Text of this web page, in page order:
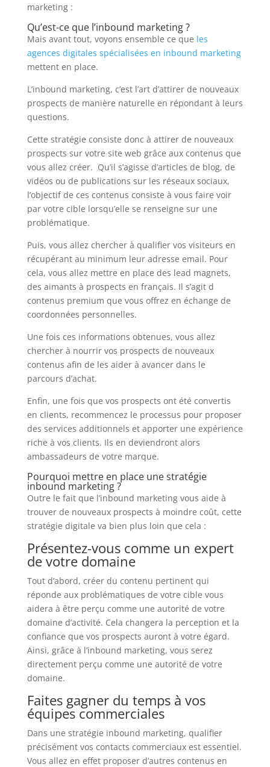
marketing :
Qu’est-ce que l’inbound marketing ?
Mais avant tout, voyons ensemble ce que les
agences digitales spécialisées en inbound marketing
mettent en place.
L’inbound marketing, c’est l’art d’attirer de nouveaux
prospects de manière naturelle en répondant à leurs
questions.
Cette stratégie consiste donc à attirer de nouveaux
prospects sur votre site web grâce aux contenus que
vous allez créer. Qu’il s’agisse d’articles de blog, de
vidéos ou de publications sur les réseaux sociaux,
l’objectif de ces contenus consiste à vous faire voir
par votre cible lorsqu’elle se renseigne sur une
problématique.
Puis, vous allez chercher à qualifier vos visiteurs en
récupérant au minimum leur adresse email. Pour
cela, vous allez mettre en place des lead magnets,
des aimants à prospects en français. Il s’agit d
contenus premium que vous offrez en échange de
coordonnées personnelles.
Une fois ces informations obtenues, vous allez
chercher à nourrir vos prospects de nouveaux
contenus afin de les aider à avancer dans le
parcours d’achat.
Enfin, une fois que vos prospects ont été convertis
en clients, recommencez le processus pour proposer
des services additionnels et apporter une expérience
riche à vos clients. Ils en deviendront alors
ambassadeurs de votre marque.
Pourquoi mettre en place une stratégie
inbound marketing ?
Outre le fait que l’inbound marketing vous aide à
trouver de nouveaux prospects à moindre coût, cette
stratégie digitale va bien plus loin que cela :
Présentez-vous comme un expert
de votre domaine
Tout d’abord, créer du contenu pertinent qui
réponde aux problématiques de votre cible vous
aidera à être perçu comme une autorité de votre
domaine d’activité. Cela changera la perception et la
confiance que vos prospects auront à votre égard.
Ainsi, grâce à l’inbound marketing, vous serez
directement perçu comme une autorité de votre
domaine.
Faites gagner du temps à vos
équipes commerciales
Dans une stratégie inbound marketing, qualifier
précisément vos contacts commerciaux est essentiel.
Vous allez en effet proposer d’autres contenus en